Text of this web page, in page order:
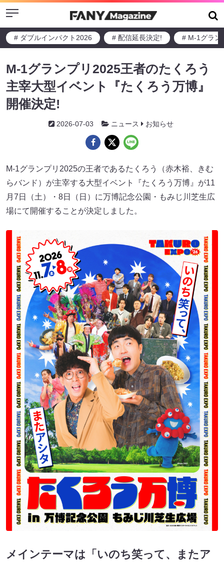
Menu
# ダブルインパクト2026 # 配信延長決定! # M-1グラン
M-1グランプリ2025王者のたくろう
主宰大型イベント『たくろう万博』
開催決定!
2026-07-03 ニュース お知らせ
M-1グランプリ2025の王者であるたくろう（赤木裕、きむ
らバンド）が主宰する大型イベント『たくろう万博』が11
月7日（土）・8日（日）に万博記念公園・もみじ川芝生広
場にて開催することが決定しました。
メインテーマは「いのち笑って、またア